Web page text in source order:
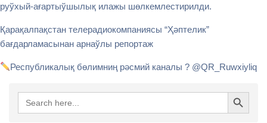
руўхый-ағартыўшылық илажы шɵлкемлестирилди.
Қарақалпақстан телерадиокомпаниясы “Ҳәптелик”
бағдарламасынан арнаўлы репортаж
Республикалық бөлимниң рәсмий каналы ? @QR_Ruwxiyliq
Search
for:
Search Button